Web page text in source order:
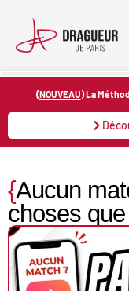
content
(NOUVEAU) La
{Aucun
choses